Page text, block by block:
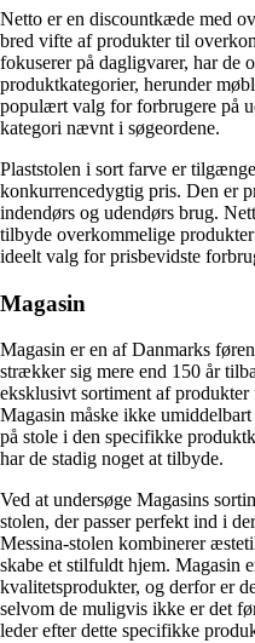
Netto er en discountkæde med
bred vifte af produkter til
fokuserer på dagligvarer, har de
produktkategorier, herunder
populært valg for forbrugere på
kategori nævnt i søgeordene.
Plaststolen i sort farve er
konkurrencedygtig pris. Den er
indendørs og udendørs brug.
tilbyde overkommelige
ideelt valg for prisbevidste
Magasin
Magasin er en af Danmarks
strækker sig mere end 150 år
eksklusivt sortiment af
Magasin måske ikke
på stole i den specifikke
har de stadig noget at tilbyde.
Ved at undersøge Magasins
stolen, der passer perfekt ind i
Messina-stolen kombinerer
skabe et stilfuldt hjem. Magasin
kvalitetsprodukter, og derfor er
selvom de muligvis ikke er det
leder efter dette specifikke